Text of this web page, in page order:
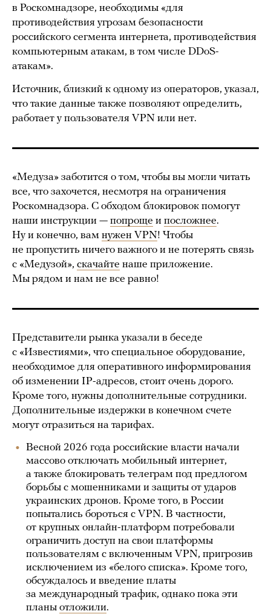
в Роскомнадзоре, необходимы «для
противодействия угрозам безопасности
российского сегмента интернета, противодействия
компьютерным атакам, в том числе DDoS-
атакам».
Источник, близкий к одному из операторов, указал,
что такие данные также позволяют определить,
работает у пользователя VPN или нет.
«Медуза» заботится о том, чтобы вы могли читать
все, что захочется, несмотря на ограничения
Роскомнадзора. С обходом блокировок помогут
наши инструкции — попроще и посложнее.
Ну и конечно, вам нужен VPN! Чтобы
не пропустить ничего важного и не потерять связь
с «Медузой», скачайте наше приложение.
Мы рядом и нам не все равно!
Представители рынка указали в беседе
с «Известиями», что специальное оборудование,
необходимое для оперативного информирования
об изменении IP-адресов, стоит очень дорого.
Кроме того, нужны дополнительные сотрудники.
Дополнительные издержки в конечном счете
могут отразиться на тарифах.
Весной 2026 года российские власти начали
массово отключать мобильный интернет,
а также блокировать телеграм под предлогом
борьбы с мошенниками и защиты от ударов
украинских дронов. Кроме того, в России
попытались бороться с VPN. В частности,
от крупных онлайн-платформ потребовали
ограничить доступ на свои платформы
пользователям с включенным VPN, пригрозив
исключением из «белого списка». Кроме того,
обсуждалось и введение платы
за международный трафик, однако пока эти
планы отложили.